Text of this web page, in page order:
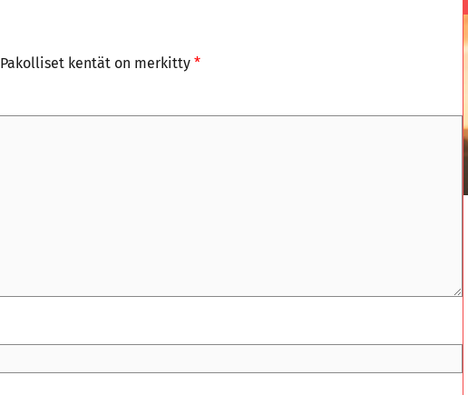
Pakolliset kentät on merkitty *